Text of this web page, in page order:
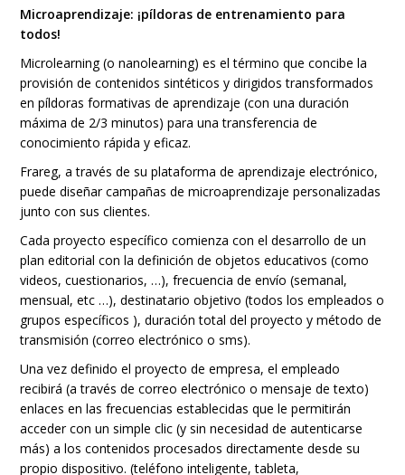
Microaprendizaje: ¡píldoras de entrenamiento para
todos!
Microlearning (o nanolearning) es el término que concibe la
provisión de contenidos sintéticos y dirigidos transformados
en píldoras formativas de aprendizaje (con una duración
máxima de 2/3 minutos) para una transferencia de
conocimiento rápida y eficaz.
Frareg, a través de su plataforma de aprendizaje electrónico,
puede diseñar campañas de microaprendizaje personalizadas
junto con sus clientes.
Cada proyecto específico comienza con el desarrollo de un
plan editorial con la definición de objetos educativos (como
videos, cuestionarios, …), frecuencia de envío (semanal,
mensual, etc …), destinatario objetivo (todos los empleados o
grupos específicos ), duración total del proyecto y método de
transmisión (correo electrónico o sms).
Una vez definido el proyecto de empresa, el empleado
recibirá (a través de correo electrónico o mensaje de texto)
enlaces en las frecuencias establecidas que le permitirán
acceder con un simple clic (y sin necesidad de autenticarse
más) a los contenidos procesados ​​directamente desde su
propio dispositivo. (teléfono inteligente, tableta,